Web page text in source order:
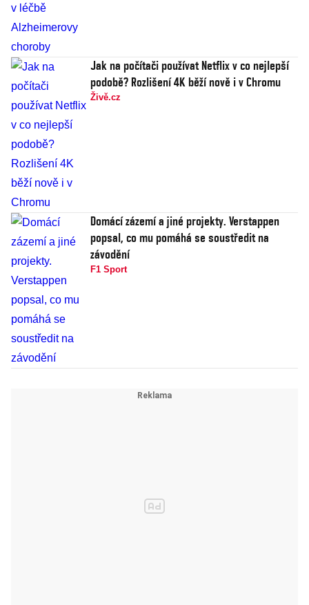
Jak na počítači používat Netflix v co nejlepší
podobě? Rozlišení 4K běží nově i v Chromu
Živě.cz
Domácí zázemí a jiné projekty. Verstappen
popsal, co mu pomáhá se soustředit na
závodění
F1 Sport